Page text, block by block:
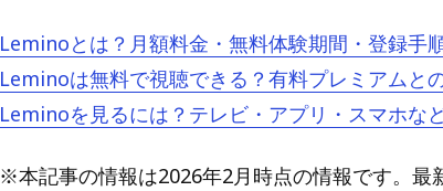
Leminoとは？月額料金・無料体験期間・登録手
Leminoは無料で視聴できる？有料プレミアムと
Leminoを見るには？テレビ・アプリ・スマホな
※本記事の情報は2026年2月時点の情報です。